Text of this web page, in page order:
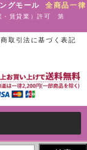
ングモール全商品一律
・賃貸業）許可 第
取引法に基づく表記